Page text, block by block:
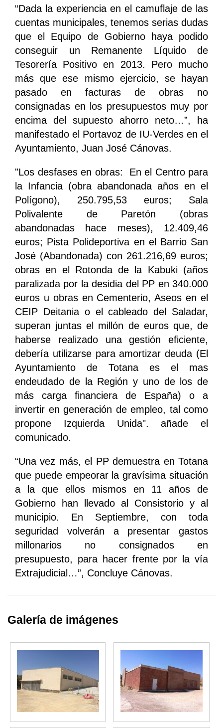
“Dada la experiencia en el camuflaje de las
cuentas municipales, tenemos serias dudas
que el Equipo de Gobierno haya podido
conseguir un Remanente Líquido de
Tesorería Positivo en 2013. Pero mucho
más que ese mismo ejercicio, se hayan
pasado en facturas de obras no
consignadas en los presupuestos muy por
encima del supuesto ahorro neto…”, ha
manifestado el Portavoz de IU-Verdes en el
Ayuntamiento, Juan José Cánovas.
"Los desfases en obras: En el Centro para
la Infancia (obra abandonada años en el
Polígono), 250.795,53 euros; Sala
Polivalente de Paretón (obras
abandonadas hace meses), 12.409,46
euros; Pista Polideportiva en el Barrio San
José (Abandonada) con 261.216,69 euros;
obras en el Rotonda de la Kabuki (años
paralizada por la desidia del PP en 340.000
euros u obras en Cementerio, Aseos en el
CEIP Deitania o el cableado del Saladar,
superan juntas el millón de euros que, de
haberse realizado una gestión eficiente,
debería utilizarse para amortizar deuda (El
Ayuntamiento de Totana es el mas
endeudado de la Región y uno de los de
más carga financiera de España) o a
invertir en generación de empleo, tal como
propone Izquierda Unida". añade el
comunicado.
“Una vez más, el PP demuestra en Totana
que puede empeorar la gravísima situación
a la que ellos mismos en 11 años de
Gobierno han llevado al Consistorio y al
municipio. En Septiembre, con toda
seguridad volverán a presentar gastos
millonarios no consignados en
presupuesto, para hacer frente por la vía
Extrajudicial…”, Concluye Cánovas.
Galería de imágenes